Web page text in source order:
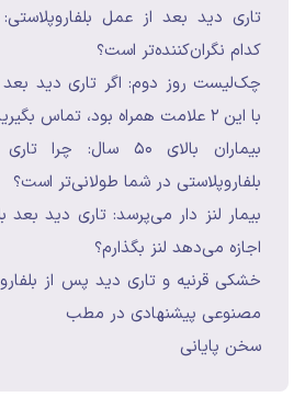
تاری دید بعد از عمل
کدام نگران‌کننده‌تر است؟
چک‌لیست روز دوم: اگر تاری دید بعد
با این ۲ علامت همراه بود، تماس بگیرید
بیماران بالای ۵۰
بلفاروپلاستی در شما طولانی‌تر است؟
بیمار لنز دار می‌پرسد: تاری دید بعد
اجازه می‌دهد لنز بگذارم؟
مصنوعی پیشنهادی در مطب
سخن پایانی